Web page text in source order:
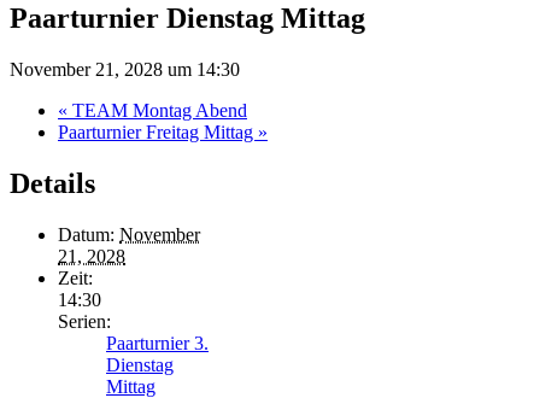
Paarturnier Dienstag Mittag
November 21, 2028 um 14:30
« TEAM Montag Abend
Paarturnier Freitag Mittag »
Details
Datum: November
21, 2028
Zeit:
14:30
Serien:
Paarturnier 3.
Dienstag
Mittag